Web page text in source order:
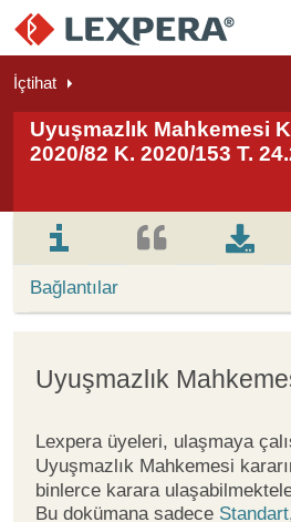
İçtihat
Uyuşmazlık Mahkemesi
2020/82 K. 2020/153 T.
Bağlantılar
Uyuşmazlık
Lexpera üyeleri, ulaşmaya
Uyuşmazlık Mahkemesi
binlerce karara
Bu dokümana sadece Standart